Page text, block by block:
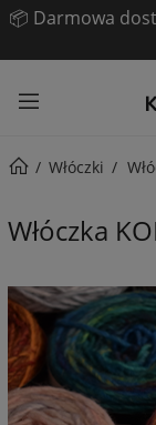
📦 Darmowa
Włóczki
Włóczka